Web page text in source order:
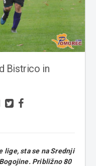
Bistrico in
lige, sta se na Srednji
Približno 80